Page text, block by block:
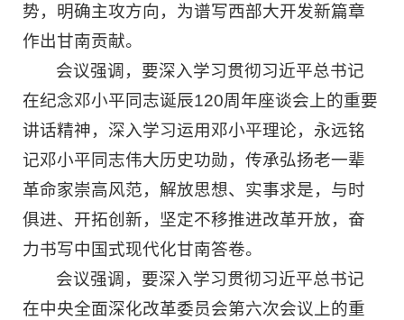
势，明确主攻方向，为谱写西部大开发新篇章
作出甘南贡献。
会议强调，要深入学习贯彻习近平总书记
在纪念邓小平同志诞辰120周年座谈会上的重要
讲话精神，深入学习运用邓小平理论，永远铭
记邓小平同志伟大历史功勋，传承弘扬老一辈
革命家崇高风范，解放思想、实事求是，与时
俱进、开拓创新，坚定不移推进改革开放，奋
力书写中国式现代化甘南答卷。
会议强调，要深入学习贯彻习近平总书记
在中央全面深化改革委员会第六次会议上的重